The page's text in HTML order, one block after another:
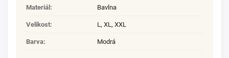
Materiál : Bavlna
Velikost: L, XL, XXL
Barva: Modrá